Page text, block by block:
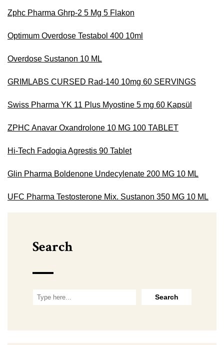
Zphc Pharma Ghrp-2 5 Mg 5 Flakon
Optimum Overdose Testabol 400 10ml
Overdose Sustanon 10 ML
GRIMLABS CURSED Rad-140 10mg 60 SERVINGS
Swiss Pharma YK 11 Plus Myostine 5 mg 60 Kapsül
ZPHC Anavar Oxandrolone 10 MG 100 TABLET
Hi-Tech Fadogia Agrestis 90 Tablet
Glin Pharma Boldenone Undecylenate 200 MG 10 ML
UFC Pharma Testosterone Mix. Sustanon 350 MG 10 ML
Search